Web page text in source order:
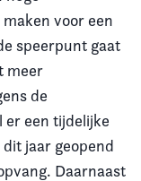
voor een
speerpunt gaat
meer
de
een tijdelijke
jaar geopend
Daarnaast